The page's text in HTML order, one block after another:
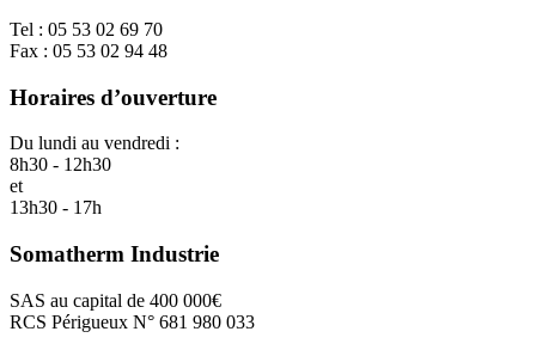
Tel : 05 53 02 69 70
Fax : 05 53 02 94 48
Horaires d’ouverture
Du lundi au vendredi :
8h30 - 12h30
et
13h30 - 17h
Somatherm Industrie
SAS au capital de 400 000€
RCS Périgueux N° 681 980 033